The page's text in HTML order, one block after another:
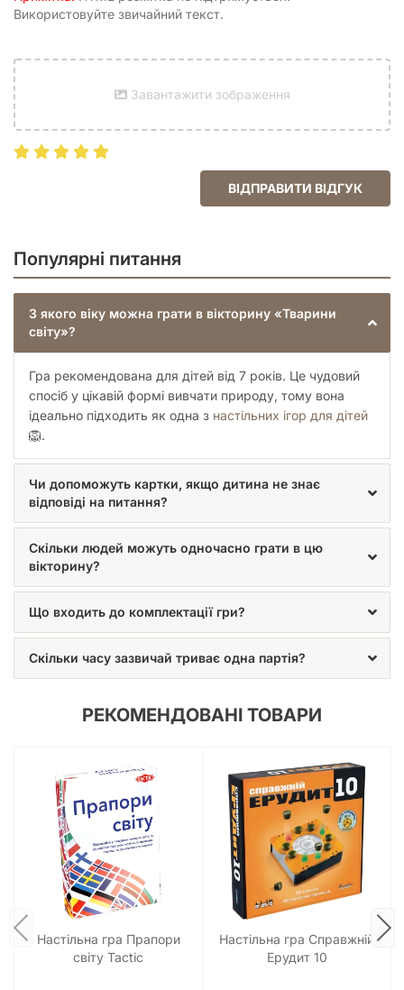
Використовуйте звичайний текст.
Завантажити зображення
ВІДПРАВИТИ ВІДГУК
Популярні питання
З якого віку можна грати в вікторину «Тварини
світу»?
Гра рекомендована для дітей від 7 років. Це чудовий
спосіб у цікавій формі вивчати природу, тому вона
ідеально підходить як одна з настільних ігор для дітей
🦁.
Чи допоможуть картки, якщо дитина не знає
відповіді на питання?
Скільки людей можуть одночасно грати в цю
вікторину?
Що входить до комплектації гри?
Скільки часу зазвичай триває одна партія?
РЕКОМЕНДОВАНІ ТОВАРИ
Настільна гра Прапори
світу Tactic
Настільна гра Справжній
Ерудит 10